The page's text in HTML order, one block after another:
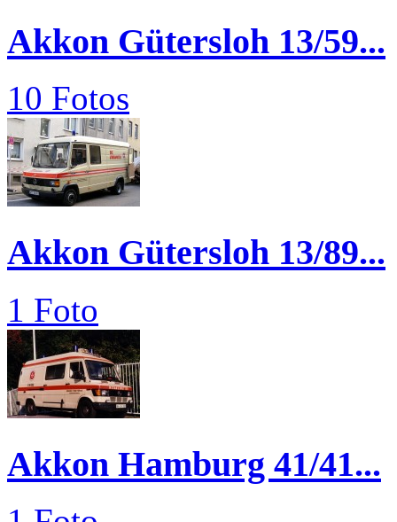
Akkon Gütersloh 13/59...
10 Fotos
Akkon Gütersloh 13/89...
1 Foto
Akkon Hamburg 41/41...